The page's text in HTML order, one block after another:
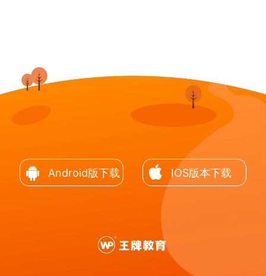
Android版下载 IOS版本下载